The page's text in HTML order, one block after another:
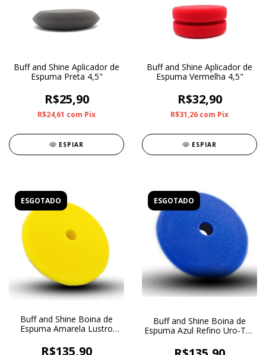
Buff and Shine Aplicador de
Espuma Preta 4,5"
R$25,90
R$24,61 com Pix
ESPIAR
Buff and Shine Aplicador de
Espuma Vermelha 4,5"
R$32,90
R$31,26 com Pix
ESPIAR
ESGOTADO
Buff and Shine Boina de
Espuma Amarela Lustro
R$135,90
ESGOTADO
Buff and Shine Boina de
Espuma Azul Refino Uro-Tec